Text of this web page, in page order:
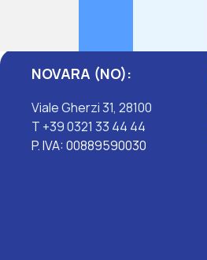
NOVARA (NO):
Viale Gherzi 31, 28100
T +39 0321 33 44 44
P. IVA: 00889590030